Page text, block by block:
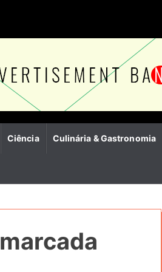
Ciência Culinária & Gastronomia